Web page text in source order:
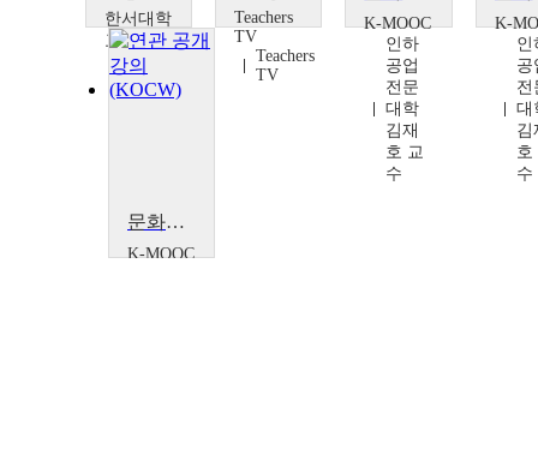
한서대학
교
Shaneil
R.
Dipasupil
Teachers
TV
Teachers
TV
K-MOOC
인하
공업
전문
대학
김재
호 교
수
K-
인
공
전
대
김
호
수
문화관광상품의 이해[Understanding of cultural tourism products]
K-MOOC